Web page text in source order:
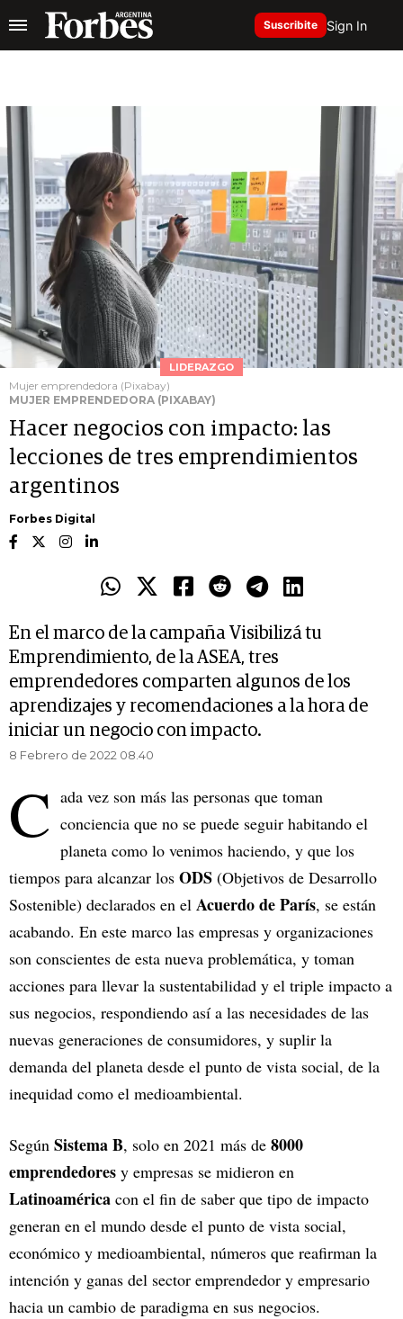
Suscribite Sign In
LIDERAZGO
Mujer emprendedora (Pixabay)
MUJER EMPRENDEDORA (PIXABAY)
Hacer negocios con impacto: las
lecciones de tres emprendimientos
argentinos
Forbes Digital
En el marco de la campaña Visibilizá tu
Emprendimiento, de la ASEA, tres
emprendedores comparten algunos de los
aprendizajes y recomendaciones a la hora de
iniciar un negocio con impacto.
8 Febrero de 2022 08.40
C ada vez son más las personas que toman
conciencia que no se puede seguir habitando el
planeta como lo venimos haciendo, y que los
tiempos para alcanzar los ODS (Objetivos de Desarrollo
Sostenible) declarados en el Acuerdo de París, se están
acabando. En este marco las empresas y organizaciones
son conscientes de esta nueva problemática, y toman
acciones para llevar la sustentabilidad y el triple impacto a
sus negocios, respondiendo así a las necesidades de las
nuevas generaciones de consumidores, y suplir la
demanda del planeta desde el punto de vista social, de la
inequidad como el medioambiental.
Según Sistema B, solo en 2021 más de 8000
emprendedores y empresas se midieron en
Latinoamérica con el fin de saber que tipo de impacto
generan en el mundo desde el punto de vista social,
económico y medioambiental, números que reafirman la
intención y ganas del sector emprendedor y empresario
hacia un cambio de paradigma en sus negocios.